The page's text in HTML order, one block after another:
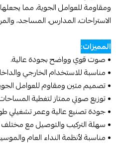
ومقاومة للعوامل الجوية، مما
الاستراحات، المدارس، المساجد،
المميزات:
• صوت قوي وواضح بجودة عالية.
• مناسبة للاستخدام الخارجي
• تصميم متين ومقاوم للعوامل
• توزيع صوتي ممتاز لتغطية
• جودة تصنيع عالية وعمر تشغيلي
• سهلة التركيب والتوصيل مع
• مناسبة لأنظمة النداء العام